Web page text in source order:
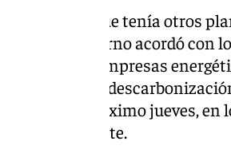
con Junts, que tenía otros
que el Gobierno acordó con
a aquellas empresas
con la
ocurra el próximo jueves,
salir adelante.